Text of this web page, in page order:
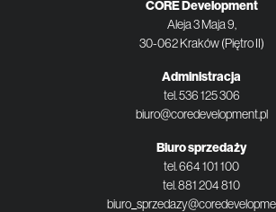
CORE Development
Aleja 3 Maja 9,
30-062 Kraków (Piętro II)
Administracja
tel.536 125 306
biuro@coredevelopment.pl
Biuro sprzedaży
tel.664 101 100
tel.881 204 810